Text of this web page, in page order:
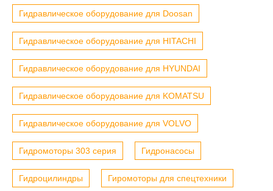
Гидравлическое оборудование для Doosan
Гидравлическое оборудование для HITACHI
Гидравлическое оборудование для HYUNDAI
Гидравлическое оборудование для KOMATSU
Гидравлическое оборудование для VOLVO
Гидромоторы 303 серия Гидронасосы
Гидроцилиндры Гиромоторы для спецтехники